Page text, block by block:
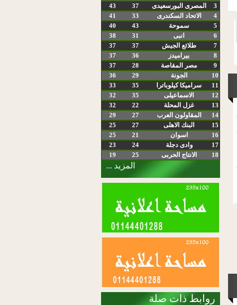
3 المصرى البورسعيدى 37
43
4
الاتحاد السكندرى 33
41
5
سموحة 43
40
6
انبى 31
38
7
طلائع الجيش 37
37
8
بيراميدز 36
37
9
مصر المقاصة 28
37
10
الجونة 29
36
11
سراميكا كيلوباترا 35
33
12
الاسماعيلى 35
32
13
غزل المحلة 22
32
14
المقاولون العرب 27
29
15
البنك الاهلى 27
25
16
اسوان 21
25
17
وادى دجلة 24
23
18
الانتاج الحربى 25
19
المزيد ...
روابط ذات صلة